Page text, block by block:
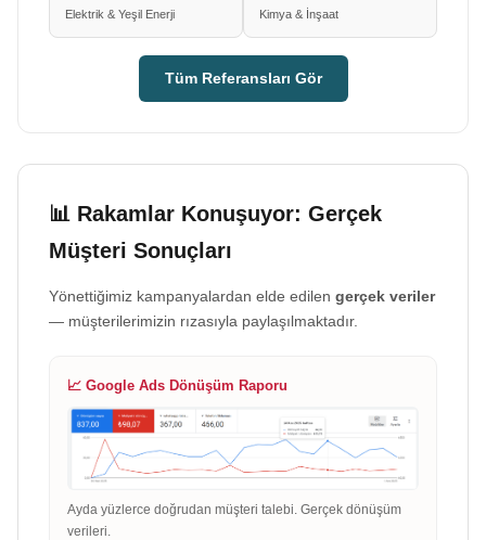
Elektrik & Yeşil Enerji Kimya & İnşaat
Tüm Referansları Gör
📊 Rakamlar Konuşuyor: Gerçek
Müşteri Sonuçları
Yönettiğimiz kampanyalardan elde edilen gerçek veriler
— müşterilerimizin rızasıyla paylaşılmaktadır.
📈 Google Ads Dönüşüm Raporu
Ayda yüzlerce doğrudan müşteri talebi. Gerçek dönüşüm
verileri.